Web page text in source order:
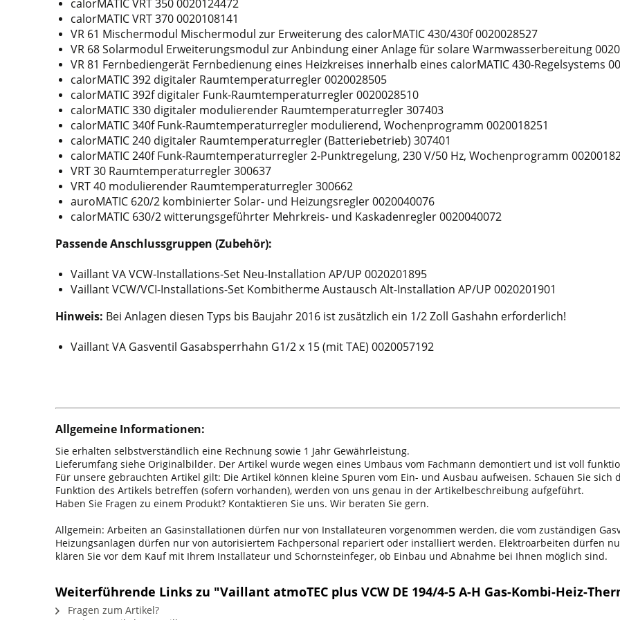
calorMATIC VRT 350 0020124472
calorMATIC VRT 370 0020108141
VR 61 Mischermodul Mischermodul zur Erweiterung des calorMATIC 430/430f 0020028527
VR 68 Solarmodul Erweiterungsmodul zur Anbindung einer Anlage für solare Warmwasserbereitung
VR 81 Fernbediengerät Fernbedienung eines Heizkreises innerhalb eines calorMATIC 430-Regelsystems
calorMATIC 392 digitaler Raumtemperaturregler 0020028505
calorMATIC 392f digitaler Funk-Raumtemperaturregler 0020028510
calorMATIC 330 digitaler modulierender Raumtemperaturregler 307403
calorMATIC 340f Funk-Raumtemperaturregler modulierend, Wochenprogramm 0020018251
calorMATIC 240 digitaler Raumtemperaturregler (Batteriebetrieb) 307401
calorMATIC 240f Funk-Raumtemperaturregler 2-Punktregelung, 230 V/50 Hz, Wochenprogramm
VRT 30 Raumtemperaturregler 300637
VRT 40 modulierender Raumtemperaturregler 300662
auroMATIC 620/2 kombinierter Solar- und Heizungsregler 0020040076
calorMATIC 630/2 witterungsgeführter Mehrkreis- und Kaskadenregler 0020040072
Passende Anschlussgruppen (Zubehör):
Vaillant VA VCW-Installations-Set Neu-Installation AP/UP 0020201895
Vaillant VCW/VCI-Installations-Set Kombitherme Austausch Alt-Installation AP/UP 0020201901
Hinweis: Bei Anlagen diesen Typs bis Baujahr 2016 ist zusätzlich ein 1/2 Zoll Gashahn erforderlich!
Vaillant VA Gasventil Gasabsperrhahn G1/2 x 15 (mit TAE) 0020057192
Allgemeine Informationen:
Sie erhalten selbstverständlich eine Rechnung sowie 1 Jahr Gewährleistung.
Lieferumfang siehe Originalbilder. Der Artikel wurde wegen eines Umbaus vom Fachmann demontiert und ist voll
Für unsere gebrauchten Artikel gilt: Die Artikel können kleine Spuren vom Ein- und Ausbau aufweisen. Schauen Sie
Funktion des Artikels betreffen (sofern vorhanden), werden von uns genau in der Artikelbeschreibung aufgeführt.
Haben Sie Fragen zu einem Produkt? Kontaktieren Sie uns. Wir beraten Sie gern.
Allgemein: Arbeiten an Gasinstallationen dürfen nur von Installateuren vorgenommen werden, die vom zuständigen
Heizungsanlagen dürfen nur von autorisiertem Fachpersonal repariert oder installiert werden. Elektroarbeiten dürfen
klären Sie vor dem Kauf mit Ihrem Installateur und Schornsteinfeger, ob Einbau und Abnahme bei Ihnen möglich sind.
Weiterführende Links zu "Vaillant atmoTEC plus VCW DE 194/4-5 A-H Gas-Kombi-Heiz-
Fragen zum Artikel?